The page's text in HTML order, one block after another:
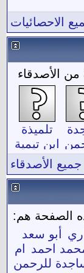
الاحصائيات
تلميذة
ابن تيمية
الأصدقاء
أبو سعد
محمد احمد
ام
للرحمن